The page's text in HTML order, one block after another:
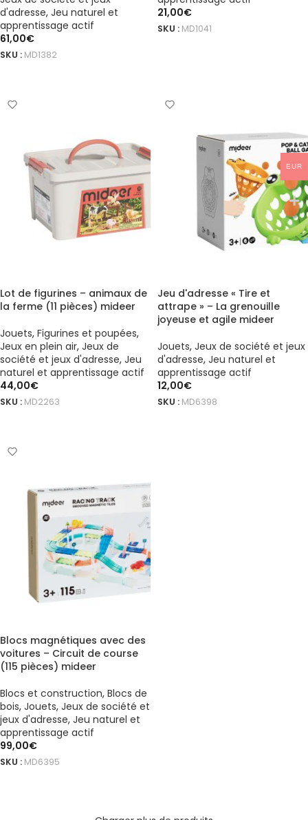
d'adresse, Jeu naturel et
apprentissage actif
61,00€
SKU : MD1382
21,00€
SKU : MD1041
Lot de figurines – animaux de
la ferme (11 pièces) mideer
Jouets, Figurines et poupées,
Jeux en plein air, Jeux de
société et jeux d'adresse, Jeu
naturel et apprentissage actif
44,00€
SKU : MD2263
Jeu d'adresse « Tire et
attrape » – La grenouille
joyeuse et agile mideer
Jouets, Jeux de société et jeux
d'adresse, Jeu naturel et
apprentissage actif
12,00€
SKU : MD6398
Blocs magnétiques avec des
voitures – Circuit de course
(115 pièces) mideer
Blocs et construction, Blocs de
bois, Jouets, Jeux de société et
jeux d'adresse, Jeu naturel et
apprentissage actif
99,00€
SKU : MD6395
EUR